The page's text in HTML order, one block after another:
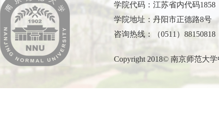
学院代码：江苏省内代码1858
学院地址：丹阳市正德路8号
咨询热线：（0511）88150818
Copyright 2018© 南京师范大